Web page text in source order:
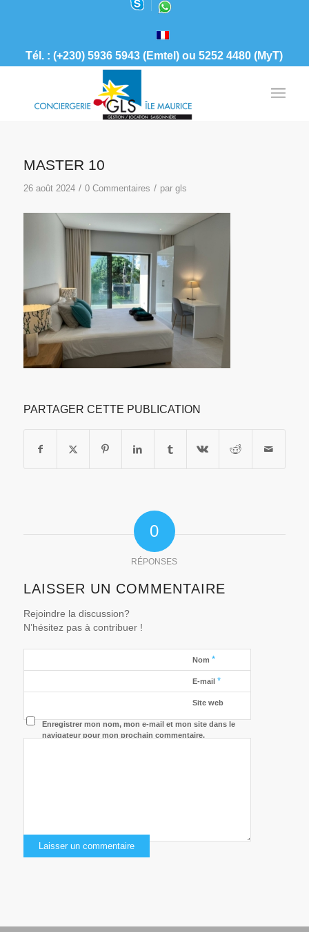
Tél. : (+230) 5936 5943 (Emtel) ou 5252 4480 (MyT)
MASTER 10
26 août 2024 / 0 Commentaires / par gls
PARTAGER CETTE PUBLICATION
0
RÉPONSES
LAISSER UN COMMENTAIRE
Rejoindre la discussion?
N’hésitez pas à contribuer !
Nom *
E-mail *
Site web
Enregistrer mon nom, mon e-mail et mon site dans le
navigateur pour mon prochain commentaire.